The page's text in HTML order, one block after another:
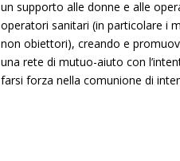
un supporto alle donne e alle
operatori sanitari (in particolare i
non obiettori), creando e
una rete di mutuo-aiuto con
farsi forza nella comunione di